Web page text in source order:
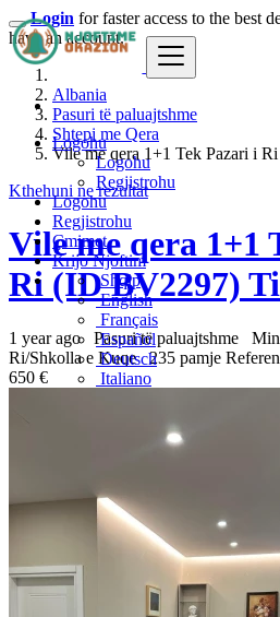
Logohu
Logohu
Regjistrohu
Logohu
Regjistrohu
Çmimet
Krijo Njoftim
Shqip
English
Français
Español
Deutsch
Italiano
Login for faster access to the best
have an account.
Albania
Pasuri të paluajtshme
Shtepi me Qera
Vile me qera 1+1 Tek Pazari i
Kthehuni ne rezultat
Vile me qera 1+1
Ri (ID BV2297)
1 year ago Pasuri të paluajtshme
Ri/Shkolla e Kuqe 235 pamje
650 €